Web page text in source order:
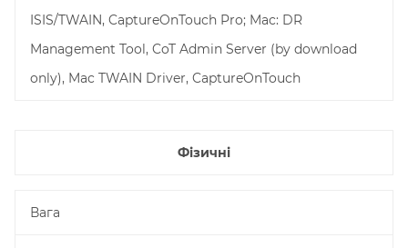
ISIS/TWAIN, CaptureOnTouch Pro; Mac: DR
Management Tool, CoT Admin Server (by download
only), Mac TWAIN Driver, CaptureOnTouch
Фізичні
Вага